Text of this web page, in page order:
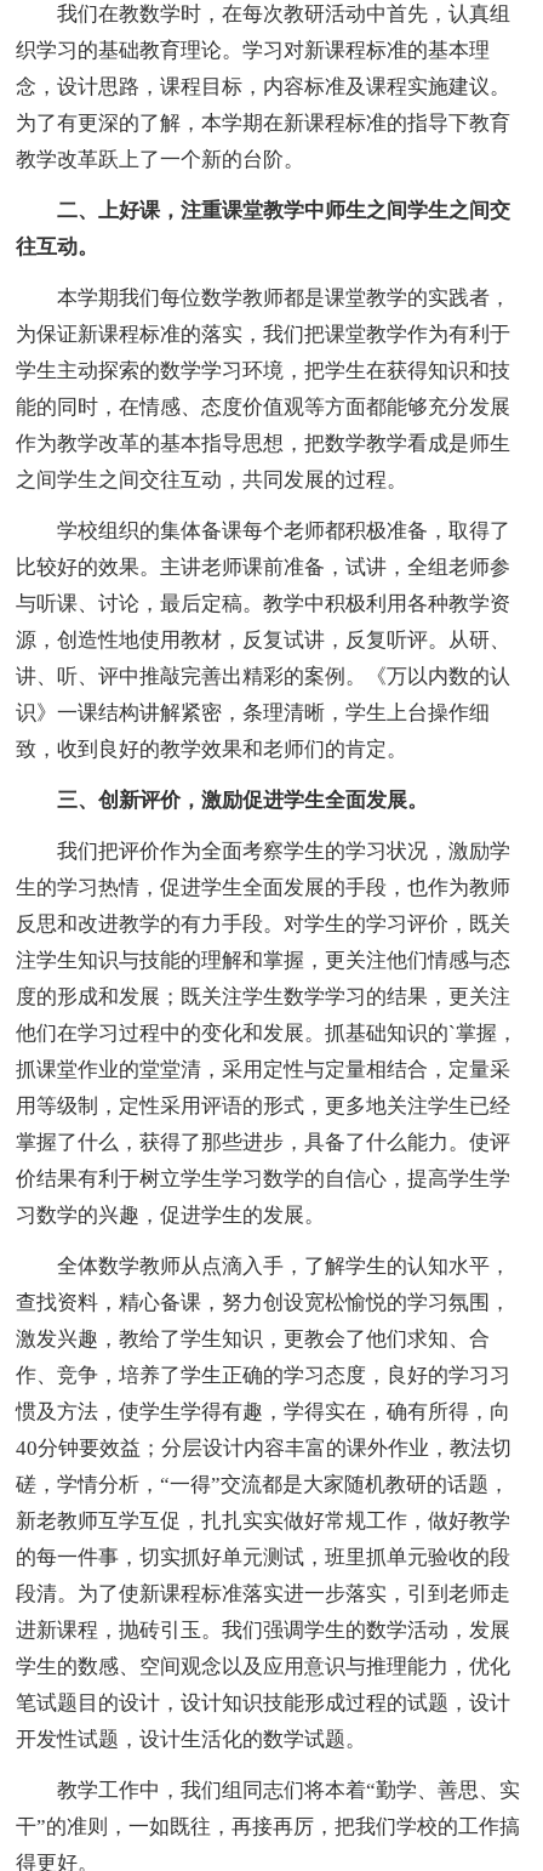
我们在教数学时，在每次教研活动中首先，认真组
织学习的基础教育理论。学习对新课程标准的基本理
念，设计思路，课程目标，内容标准及课程实施建议。
为了有更深的了解，本学期在新课程标准的指导下教育
教学改革跃上了一个新的台阶。
二、上好课，注重课堂教学中师生之间学生之间交
往互动。
本学期我们每位数学教师都是课堂教学的实践者，
为保证新课程标准的落实，我们把课堂教学作为有利于
学生主动探索的数学学习环境，把学生在获得知识和技
能的同时，在情感、态度价值观等方面都能够充分发展
作为教学改革的基本指导思想，把数学教学看成是师生
之间学生之间交往互动，共同发展的过程。
学校组织的集体备课每个老师都积极准备，取得了
比较好的效果。主讲老师课前准备，试讲，全组老师参
与听课、讨论，最后定稿。教学中积极利用各种教学资
源，创造性地使用教材，反复试讲，反复听评。从研、
讲、听、评中推敲完善出精彩的案例。《万以内数的认
识》一课结构讲解紧密，条理清晰，学生上台操作细
致，收到良好的教学效果和老师们的肯定。
三、创新评价，激励促进学生全面发展。
我们把评价作为全面考察学生的学习状况，激励学
生的学习热情，促进学生全面发展的手段，也作为教师
反思和改进教学的有力手段。对学生的学习评价，既关
注学生知识与技能的理解和掌握，更关注他们情感与态
度的形成和发展；既关注学生数学学习的结果，更关注
他们在学习过程中的变化和发展。抓基础知识的`掌握，
抓课堂作业的堂堂清，采用定性与定量相结合，定量采
用等级制，定性采用评语的形式，更多地关注学生已经
掌握了什么，获得了那些进步，具备了什么能力。使评
价结果有利于树立学生学习数学的自信心，提高学生学
习数学的兴趣，促进学生的发展。
全体数学教师从点滴入手，了解学生的认知水平，
查找资料，精心备课，努力创设宽松愉悦的学习氛围，
激发兴趣，教给了学生知识，更教会了他们求知、合
作、竞争，培养了学生正确的学习态度，良好的学习习
惯及方法，使学生学得有趣，学得实在，确有所得，向
40分钟要效益；分层设计内容丰富的课外作业，教法切
磋，学情分析，“一得”交流都是大家随机教研的话题，
新老教师互学互促，扎扎实实做好常规工作，做好教学
的每一件事，切实抓好单元测试，班里抓单元验收的段
段清。为了使新课程标准落实进一步落实，引到老师走
进新课程，抛砖引玉。我们强调学生的数学活动，发展
学生的数感、空间观念以及应用意识与推理能力，优化
笔试题目的设计，设计知识技能形成过程的试题，设计
开发性试题，设计生活化的数学试题。
教学工作中，我们组同志们将本着“勤学、善思、实
干”的准则，一如既往，再接再厉，把我们学校的工作搞
得更好。